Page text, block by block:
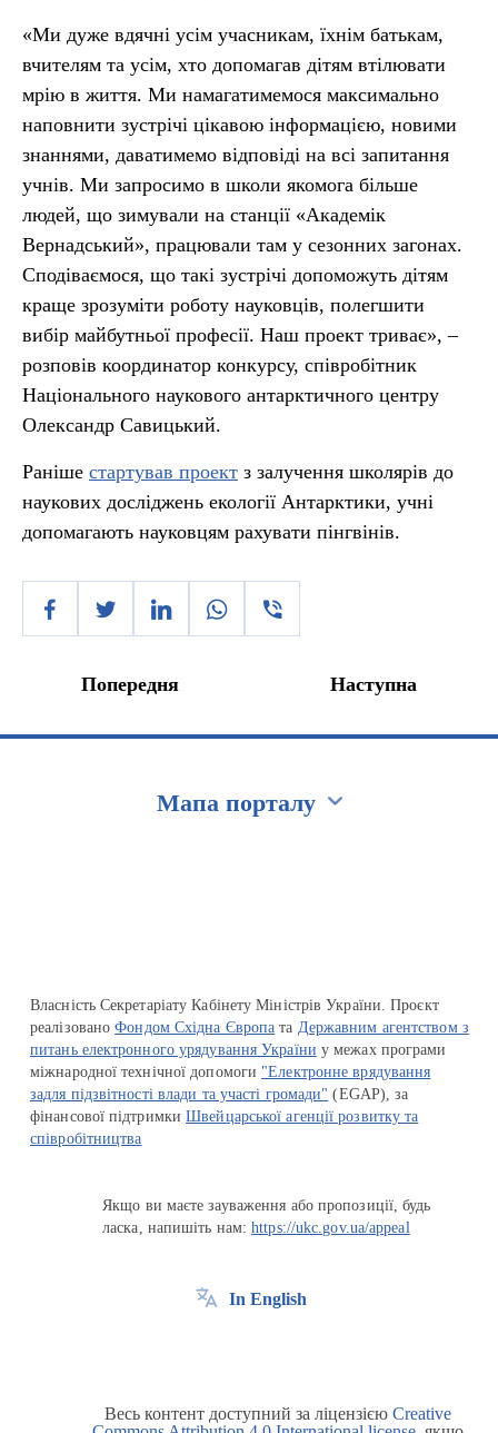
«Ми дуже вдячні усім учасникам, їхнім батькам,
вчителям та усім, хто допомагав дітям втілювати
мрію в життя. Ми намагатимемося максимально
наповнити зустрічі цікавою інформацією, новими
знаннями, даватимемо відповіді на всі запитання
учнів. Ми запросимо в школи якомога більше
людей, що зимували на станції «Академік
Вернадський», працювали там у сезонних загонах.
Сподіваємося, що такі зустрічі допоможуть дітям
краще зрозуміти роботу науковців, полегшити
вибір майбутньої професії. Наш проект триває», –
розповів координатор конкурсу, співробітник
Національного наукового антарктичного центру
Олександр Савицький.
Раніше стартував проект з залучення школярів до
наукових досліджень екології Антарктики, учні
допомагають науковцям рахувати пінгвінів.
Попередня Наступна
Мапа порталу
Власність Секретаріату Кабінету Міністрів України. Проєкт
реалізованоФондом Східна Європа та Державним агентством з
питань електронного урядування України у межах програми
міжнародної технічної допомоги "Електронне врядування
задля підзвітності влади та участі громади" (EGAP), за
фінансової підтримкиШвейцарської агенції розвитку та
співробітництва
Якщо ви маєте зауваження або пропозиції, будь
ласка, напишіть нам:https://ukc.gov.ua/appeal
In English
Весь контент доступний за ліцензією Creative